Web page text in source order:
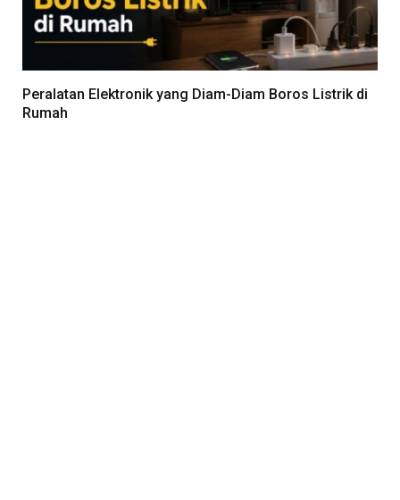
Peralatan Elektronik yang Diam-Diam Boros Listrik di
Rumah